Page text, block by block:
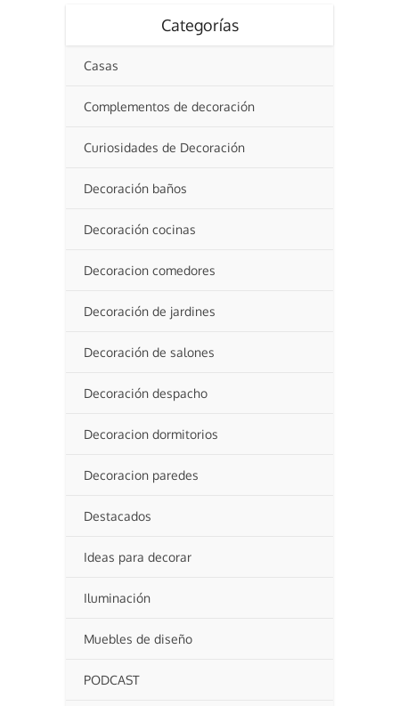
Categorías
Casas
Complementos de decoración
Curiosidades de Decoración
Decoración baños
Decoración cocinas
Decoracion comedores
Decoración de jardines
Decoración de salones
Decoración despacho
Decoracion dormitorios
Decoracion paredes
Destacados
Ideas para decorar
Iluminación
Muebles de diseño
PODCAST